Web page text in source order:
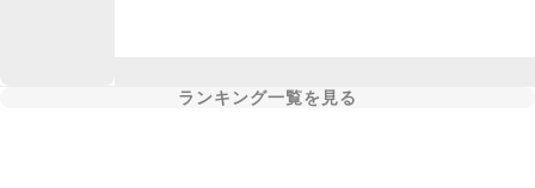
ランキング一覧を見る